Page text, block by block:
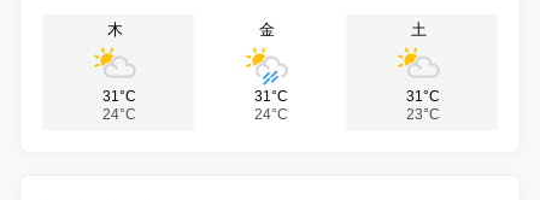
木
31°C
24°C
金
31°C
24°C
土
31°C
23°C